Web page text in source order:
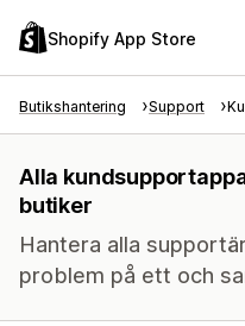
Shopify App Store
Butikshantering Support
Alla
butiker
Hantera alla
problem på ett och